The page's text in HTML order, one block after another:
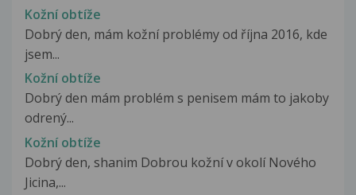
Kožní obtíže
Dobrý den, mám kožní problémy od října 2016, kde
jsem...
Kožní obtíže
Dobrý den mám problém s penisem mám to jakoby
odrený...
Kožní obtíže
Dobrý den, shanim Dobrou kožní v okolí Nového
Jicina,...